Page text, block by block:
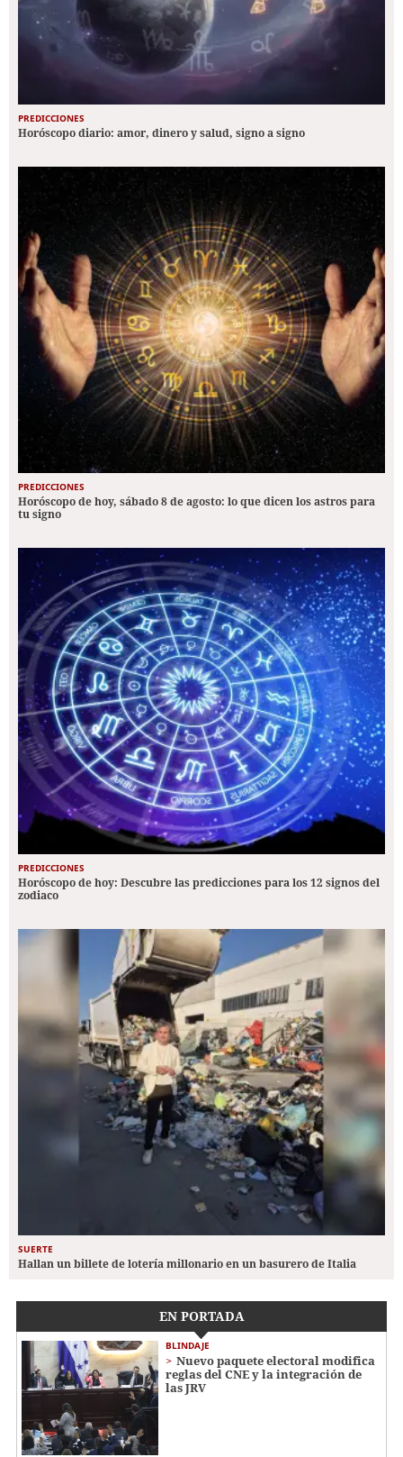
PREDICCIONES
Horóscopo diario: amor, dinero y salud, signo a signo
PREDICCIONES
Horóscopo de hoy, sábado 8 de agosto: lo que dicen los astros para
tu signo
PREDICCIONES
Horóscopo de hoy: Descubre las predicciones para los 12 signos del
zodiaco
SUERTE
Hallan un billete de lotería millonario en un basurero de Italia
EN PORTADA
BLINDAJE
Nuevo paquete electoral modifica
reglas del CNE y la integración de
las JRV